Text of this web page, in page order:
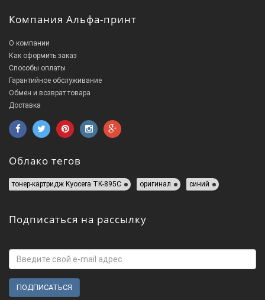
Компания Альфа-принт
О компании
Как оформить заказ
Способы оплаты
Гарантийное обслуживание
Обмен и возврат товара
Доставка
Облако тегов
тонер-картридж Kyoсera TK-895C оригинал синий
Подписаться на рассылку